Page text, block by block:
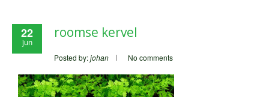
22
jun
roomse kervel
Posted by:johan No comments